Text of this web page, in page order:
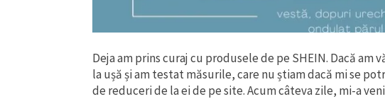
Deja am prins curaj cu produsele de pe SHEIN. Dacă
la ușă și am testat măsurile, care nu știam dacă mi se
de reduceri de la ei de pe site. Acum câteva zile, mi-a